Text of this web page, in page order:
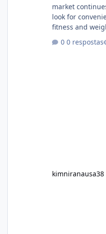
market
look for
fitness and
Soda Slim, a
0 respostas
kimniranausa